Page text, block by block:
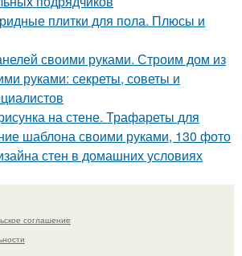
плитки для пола. Плюсы и
своими руками. Строим дом из
руками: секреты, советы и
на стене. Трафареты для
шаблона своими руками, 130 фото
стен в домашних условиях
соглашение